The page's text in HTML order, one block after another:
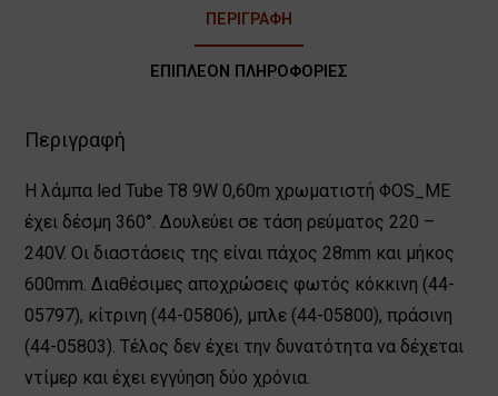
ΠΕΡΙΓΡΑΦΉ
ΕΠΙΠΛΈΟΝ ΠΛΗΡΟΦΟΡΊΕΣ
Περιγραφή
Η λάμπα led Tube T8 9W 0,60m χρωματιστή ΦΟS_ME
έχει δέσμη 360°. Δουλεύει σε τάση ρεύματος 220 –
240V. Οι διαστάσεις της είναι πάχος 28mm και μήκος
600mm. Διαθέσιμες αποχρώσεις φωτός κόκκινη (44-
05797), κίτρινη (44-05806), μπλε (44-05800), πράσινη
(44-05803). Τέλος δεν έχει την δυνατότητα να δέχεται
ντίμερ και έχει εγγύηση δύο χρόνια.